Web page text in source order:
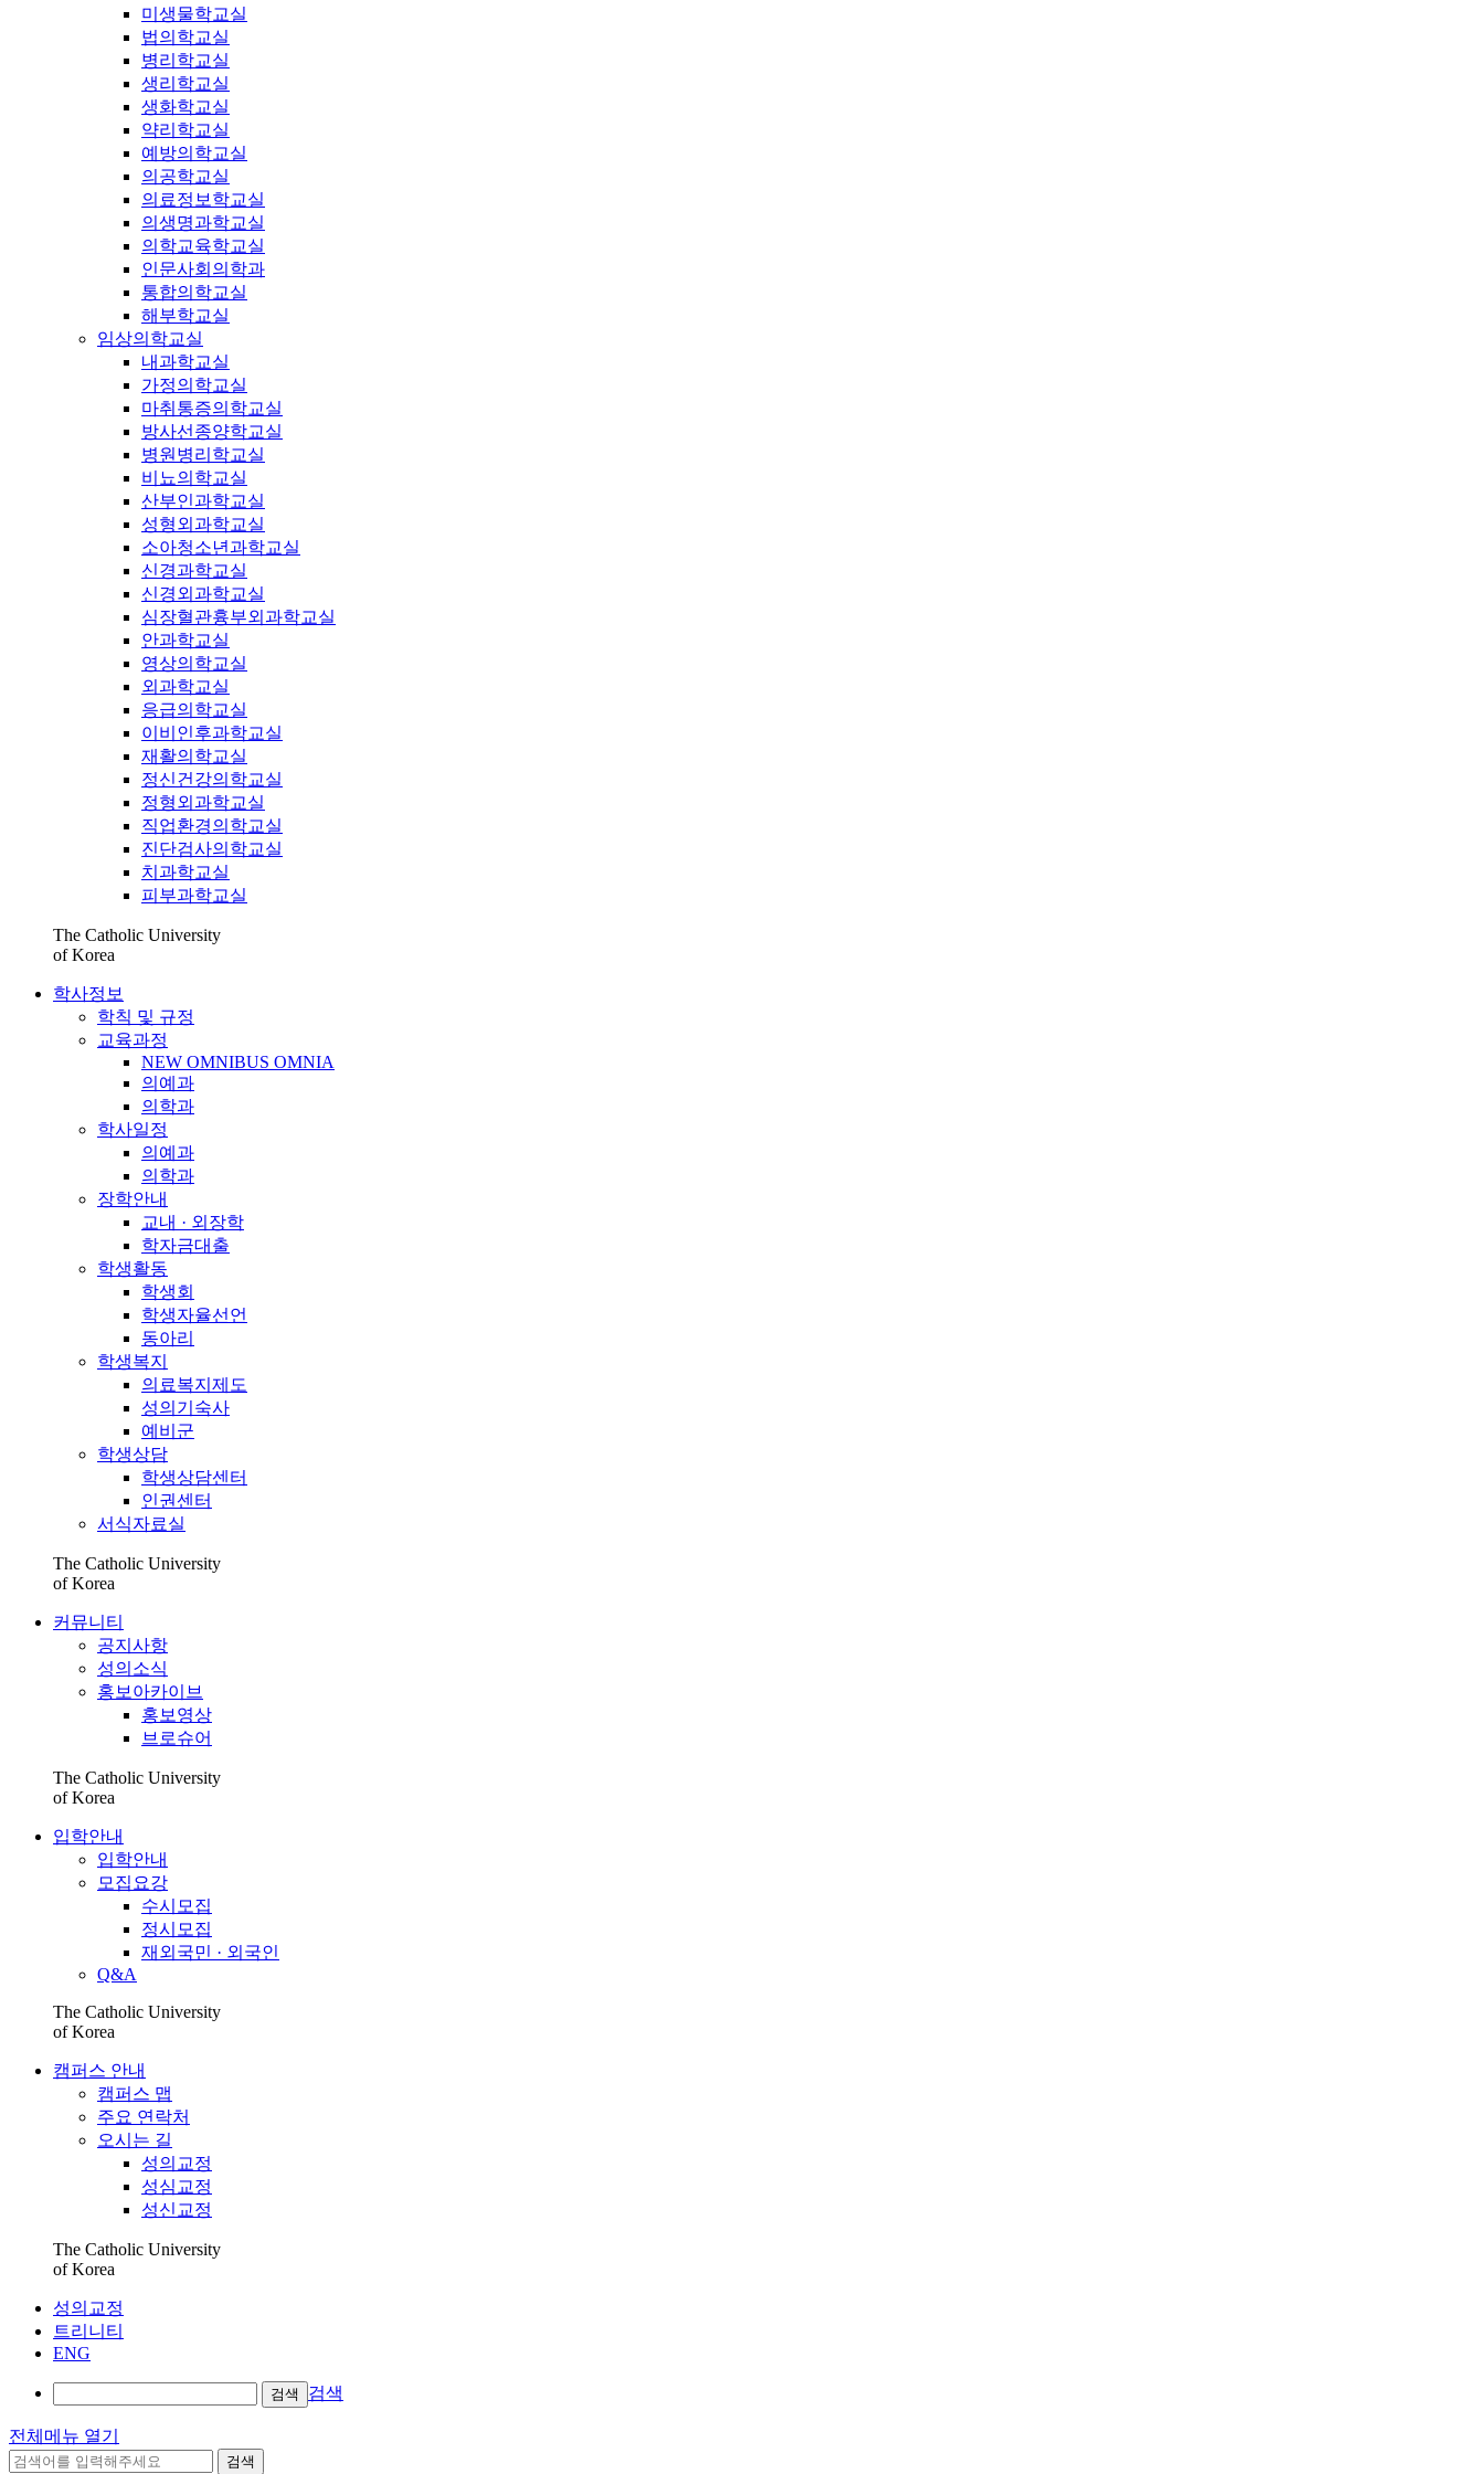
미생물학교실
법의학교실
병리학교실
생리학교실
생화학교실
약리학교실
예방의학교실
의공학교실
의료정보학교실
의생명과학교실
의학교육학교실
인문사회의학과
통합의학교실
해부학교실
임상의학교실
내과학교실
가정의학교실
마취통증의학교실
방사선종양학교실
병원병리학교실
비뇨의학교실
산부인과학교실
성형외과학교실
소아청소년과학교실
신경과학교실
신경외과학교실
심장혈관흉부외과학교실
안과학교실
영상의학교실
외과학교실
응급의학교실
이비인후과학교실
재활의학교실
정신건강의학교실
정형외과학교실
직업환경의학교실
진단검사의학교실
치과학교실
피부과학교실
The Catholic University
of Korea
학사정보
학칙 및 규정
교육과정
NEW OMNIBUS OMNIA
의예과
의학과
학사일정
의예과
의학과
장학안내
교내 · 외장학
학자금대출
학생활동
학생회
학생자율선언
동아리
학생복지
의료복지제도
성의기숙사
예비군
학생상담
학생상담센터
인권센터
서식자료실
The Catholic University
of Korea
커뮤니티
공지사항
성의소식
홍보아카이브
홍보영상
브로슈어
The Catholic University
of Korea
입학안내
입학안내
모집요강
수시모집
정시모집
재외국민 · 외국인
Q&A
The Catholic University
of Korea
캠퍼스 안내
캠퍼스 맵
주요 연락처
오시는 길
성의교정
성심교정
성신교정
The Catholic University
of Korea
성의교정
트리니티
ENG
검색 검색
전체메뉴 열기
검색